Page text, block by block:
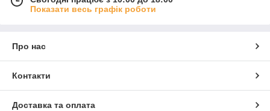
Показати весь графік роботи
Про нас
Контакти
Доставка та оплата